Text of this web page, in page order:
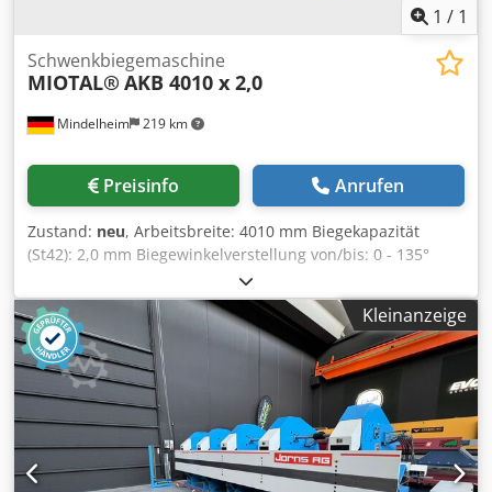
1 / 1
Mindelheim 219 km
Schwenkbiegemaschine
MIOTAL® AKB 4010 x 2,0
Preisinfo Anrufen
Zustand: neu, Arbeitsbreite: 4010 mm Biegekapazität
(St42): 2,0 mm Biegewinkelverstellung von/bis: 0 - 135°
Verstellbarkeit der Biegewange: 25 mm Antriebsleistung
Hydraulik Motor: 2,2 kW Gewicht, ca.: 5000 kg
Abmessungen LxBxH, ca.: 5600 x 1750 x 2050 mm Der
verwindungsfreie, schwere Maschinenkörper ist für sehr
hohe Belastungen ausgelegt. Damit garantiert diese
Maschine eine hohe und gleichbleibende Qualität Ihrer
Biegeerzeugnisse. Dkodpfxep Dufzs Abajr Die integrierte
Werkzeugaufnahme ermöglicht einen unkomplizierten
Austausch der Werkzeuge. So lässt sich die AKB-
Schwenkbiegemaschine Ihren zukünftigen Erfordernissen
Kleinanzeige